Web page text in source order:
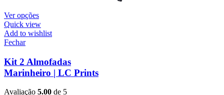
Ver opções
Quick view
Add to wishlist
Fechar
Kit 2 Almofadas
Marinheiro | LC Prints
Avaliação 5.00 de 5